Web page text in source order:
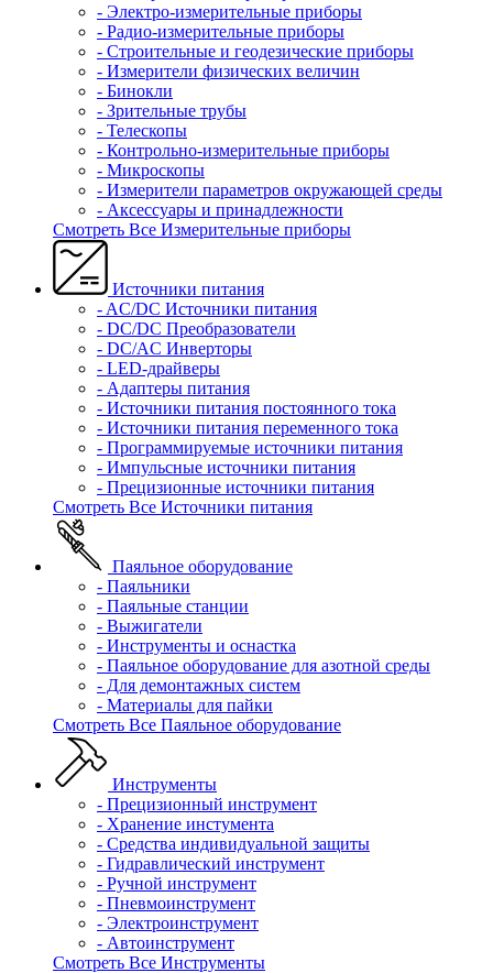
- Электро-измерительные приборы
- Радио-измерительные приборы
- Строительные и геодезические приборы
- Измерители физических величин
- Бинокли
- Зрительные трубы
- Телескопы
- Контрольно-измерительные приборы
- Микроскопы
- Измерители параметров окружающей среды
- Аксессуары и принадлежности
Смотреть Все Измерительные приборы
Источники питания
- AC/DC Источники питания
- DC/DC Преобразователи
- DC/AC Инверторы
- LED-драйверы
- Адаптеры питания
- Источники питания постоянного тока
- Источники питания переменного тока
- Программируемые источники питания
- Импульсные источники питания
- Прецизионные источники питания
Смотреть Все Источники питания
Паяльное оборудование
- Паяльники
- Паяльные станции
- Выжигатели
- Инструменты и оснастка
- Паяльное оборудование для азотной среды
- Для демонтажных систем
- Материалы для пайки
Смотреть Все Паяльное оборудование
Инструменты
- Прецизионный инструмент
- Хранение инстумента
- Средства индивидуальной защиты
- Гидравлический инструмент
- Ручной инструмент
- Пневмоинструмент
- Электроинструмент
- Автоинструмент
Смотреть Все Инструменты